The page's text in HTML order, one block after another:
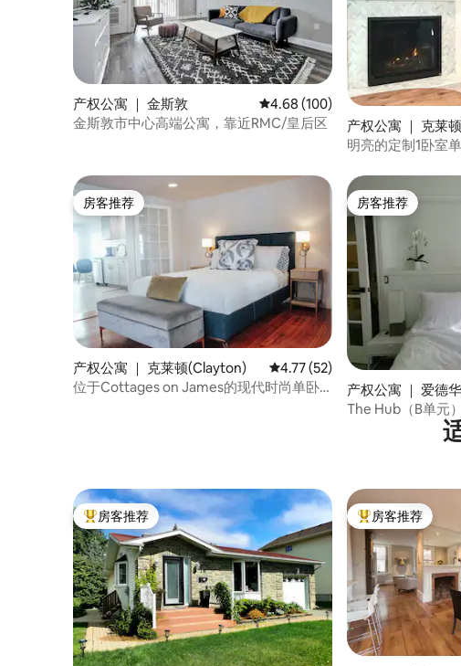
产权公寓 ｜ 金斯敦 平均评分 4.68 分（满分 5 分），
4.68 (100)
金斯敦市中心高端公寓，靠近RMC/皇后区
产权公寓 ｜ 克莱
明亮的定制1卧室
房客推荐
房客推荐
产权公寓 ｜ 克莱顿(Clayton) 平均评分 4.77 分（满分 5 分）
4.77 (52)
位于Cottages on James的现代时尚单卧
房客推荐
房客推荐
产权公寓 ｜ 爱德
The Hub（B单元
热门「房客推荐」
房客推荐 热门「房客推荐」
房客推荐